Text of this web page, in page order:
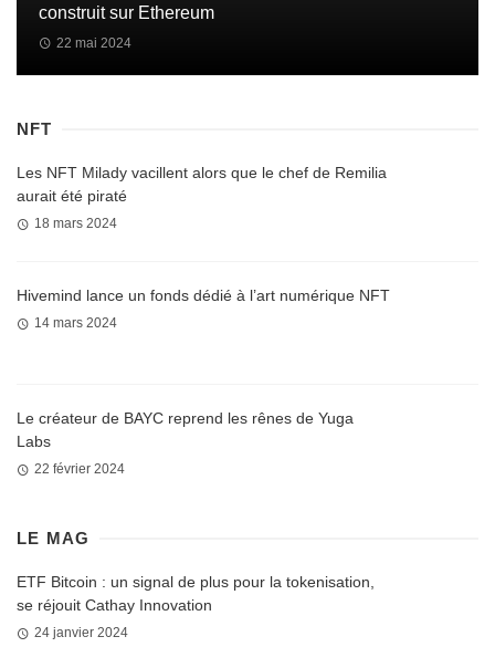
construit sur Ethereum
22 mai 2024
NFT
Les NFT Milady vacillent alors que le chef de Remilia
aurait été piraté
18 mars 2024
Hivemind lance un fonds dédié à l’art numérique NFT
14 mars 2024
Le créateur de BAYC reprend les rênes de Yuga
Labs
22 février 2024
LE MAG
ETF Bitcoin : un signal de plus pour la tokenisation,
se réjouit Cathay Innovation
24 janvier 2024